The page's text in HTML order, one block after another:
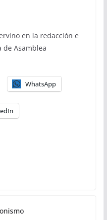
en la redacción e
de Asamblea
WhatsApp